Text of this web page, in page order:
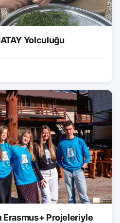
Yolculuğu
Erasmus+ Projeleriyle